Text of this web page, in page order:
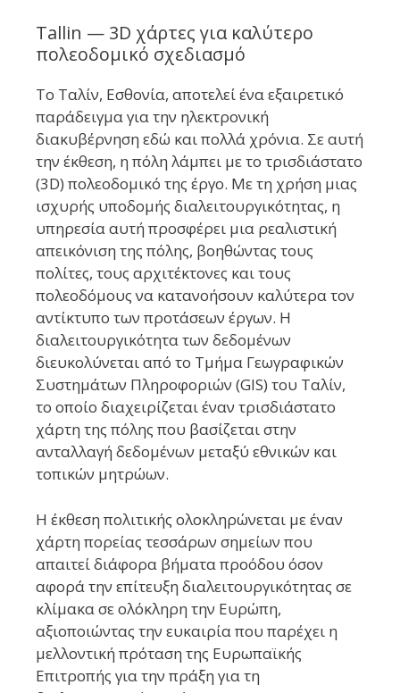
Tallin — 3D χάρτες για καλύτερο
πολεοδομικό σχεδιασμό
Το Ταλίν, Εσθονία, αποτελεί ένα εξαιρετικό
παράδειγμα για την ηλεκτρονική
διακυβέρνηση εδώ και πολλά χρόνια. Σε αυτή
την έκθεση, η πόλη λάμπει με το τρισδιάστατο
(3D) πολεοδομικό της έργο. Με τη χρήση μιας
ισχυρής υποδομής διαλειτουργικότητας, η
υπηρεσία αυτή προσφέρει μια ρεαλιστική
απεικόνιση της πόλης, βοηθώντας τους
πολίτες, τους αρχιτέκτονες και τους
πολεοδόμους να κατανοήσουν καλύτερα τον
αντίκτυπο των προτάσεων έργων. Η
διαλειτουργικότητα των δεδομένων
διευκολύνεται από το Τμήμα Γεωγραφικών
Συστημάτων Πληροφοριών (GIS) του Ταλίν,
το οποίο διαχειρίζεται έναν τρισδιάστατο
χάρτη της πόλης που βασίζεται στην
ανταλλαγή δεδομένων μεταξύ εθνικών και
τοπικών μητρώων.
H έκθεση πολιτικής ολοκληρώνεται με έναν
χάρτη πορείας τεσσάρων σημείων που
απαιτεί διάφορα βήματα προόδου όσον
αφορά την επίτευξη διαλειτουργικότητας σε
κλίμακα σε ολόκληρη την Ευρώπη,
αξιοποιώντας την ευκαιρία που παρέχει η
μελλοντική πρόταση της Ευρωπαϊκής
Επιτροπής για την πράξη για τη